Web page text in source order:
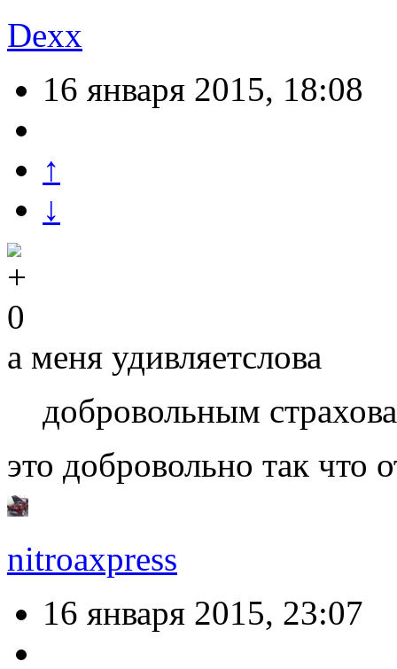
Dexx
16 января 2015, 18:08
↑
↓
0
а меня удивляетслова
добровольным
это добровольно так что
nitroaxpress
16 января 2015, 23:07